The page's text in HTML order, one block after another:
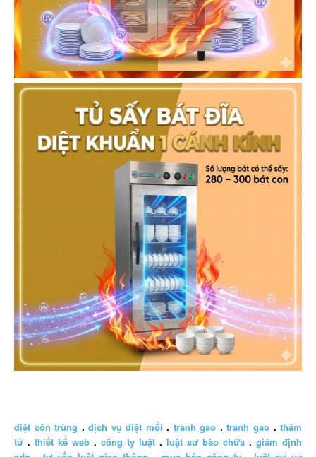
diệt côn trùng .dịch vụ diệt mối . tranh gao .tranh gao .thám
tử . thiết kế web . công ty luật . luật sư bào chữa . giám định